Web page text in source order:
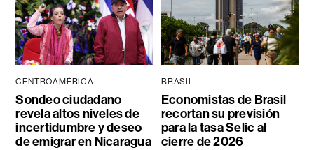
CENTROAMÉRICA
Sondeo ciudadano
revela altos niveles de
incertidumbre y deseo
de emigrar en Nicaragua
BRASIL
Economistas de Brasil
recortan su previsión
para la tasa Selic al
cierre de 2026